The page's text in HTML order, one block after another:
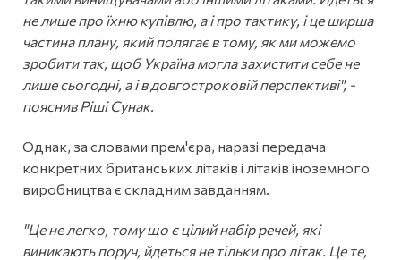
не лише про їхню купівлю, а і про тактику, і це ширша
частина плану, який полягає в тому, як ми можемо
зробити так, щоб Україна могла захистити себе не
лише сьогодні, а і в довгостроковій перспективі", -
пояснив Ріші Сунак.
Однак, за словами прем'єра, наразі передача
конкретних британських літаків і літаків іноземного
виробництва є складним завданням.
"Це не легко, тому що є цілий набір речей, які
виникають поруч, йдеться не тільки про літак. Це те,